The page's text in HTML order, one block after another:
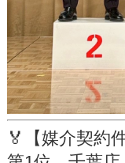
🏅【媒介契約